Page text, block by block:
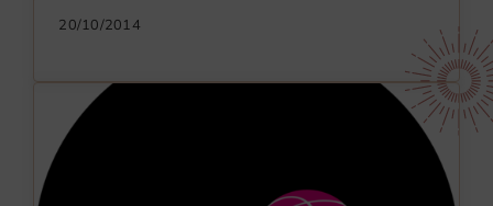
20/10/2014